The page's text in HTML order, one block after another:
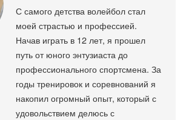
С самого детства волейбол стал
моей страстью и профессией.
Начав играть в 12 лет, я прошел
путь от юного энтузиаста до
профессионального спортсмена. За
годы тренировок и соревнований я
накопил огромный опыт, который с
удовольствием делюсь с